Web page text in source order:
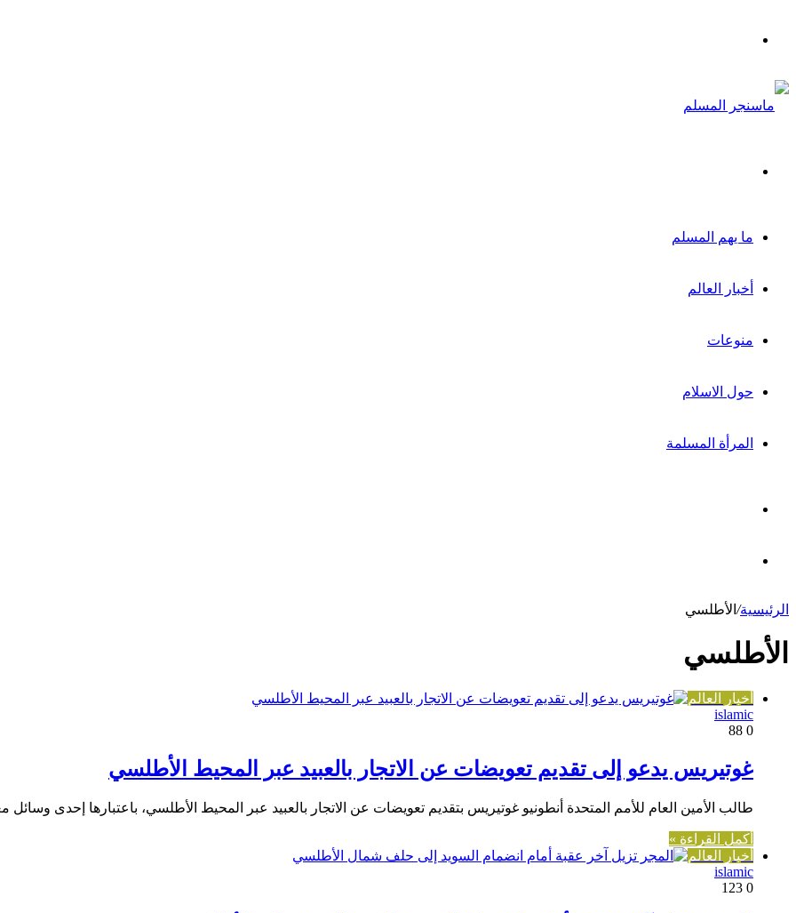
ما يهم المسلم
أخبار العالم
منوعات
حول الاسلام
المرأة المسلمة
عشوائيالرئيسية/ الأطلسي
الأطلسي
أخبار العالم
islamic
0
غوتيريس يدعو إلى تقديم تعويضات عن الاتجار بالعبيد عبر المحيط الأطلسي
طالب الأمين العام للأمم المتحدة أنطونيو غوتيريس بتقديم تعويضات عن الاتجار بالعبيد عبر المحيط الأطلسي، باعتبارها إحدى
أكمل القراءة »
أخبار العالم
islamic
0